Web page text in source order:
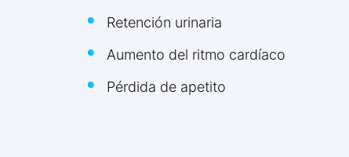
Retención urinaria
Aumento del ritmo cardíaco
Pérdida de apetito